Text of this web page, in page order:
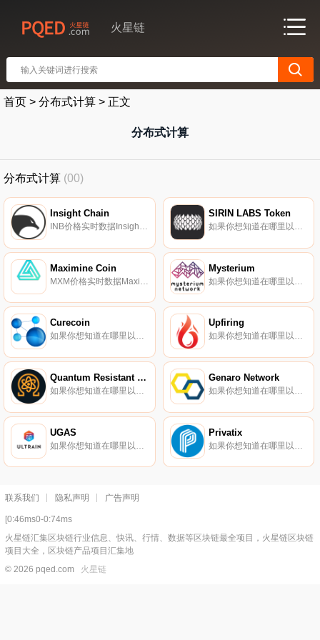
火星链
首页 > 分布式计算 > 正文
分布式计算
分布式计算 (00)
Insight Chain
INB价格实时数据Insight Chain使用其专有的VDPoS（Validated DPoS）共识算法,该算法结合了DPoS、BFT和验证节点。Insight Chain还将多主链与多子链相结合,以提高区块生产速度、纵向/横向可扩展性,并将DApp业务数据存储在公共区块链上.
SIRIN LABS Token
如果你想知道在哪里以当前价格购买SIRIN LABS Token,目前交易{SIRIN LABS Token]股票的顶级加密货币交易所是YoBit、Bittrex和Bancor Network。您可以在我们的加密货币交易所页面上找到其他列表.
Maximine Coin Mysterium
Curecoin
如果你想知道在哪里以当前价格购买Curecoin,目前交易{Curecoin]股票的顶级加密货币交易所是HitBTC。您可以在我们的加密货币交易所页面上找到其他列表。Curecoin将自己描述为一种加密实用令牌,致力于用蛋白质折叠计算取代ASIC挖掘,帮助科学家找到新的药物来代替挖掘哈希.
Upfiring
如果你想知道在哪里以当前价格购买Upfiring,目前交易{Upfiring]股票的顶级加密货币交易所是YoBit。您可以在我们的加密货币交易所页面上找到其他列表。Upfiring成立于2017年初,旨在通过使用标记化文件共享经济来激励种子程序,从而创建传统P2P文件共享协议的替代方案.
Quantum Resistant Ledger
如果你想知道在哪里以当前价格购买Quantum Resistant Ledger,目前交易{Quantum Resistant Ledger]股票的顶级加密货币交易所是CoinTiger和Bittrex。您可以在我们的加密货币交易所页面上找到其他列表.
Genaro Network
如果你想知道在哪里以当前价格购买Genaro Network,目前交易{Genaro Network]股票的顶级加密货币交易所是Gate.io、HuoGNX、MEXC、HitBTC和Bibox。您可以在我们的加密货币交易所页面上找到其他列表.
UGAS Privatix
联系我们 隐私声明 广告声明
[0:46ms0-0:74ms
火星链汇集区块链行业信息、快讯、行情、数据等区块链最全项目，火星链区块链
项目大全，区块链产品项目汇集地
© 2026 pqed.com 火星链